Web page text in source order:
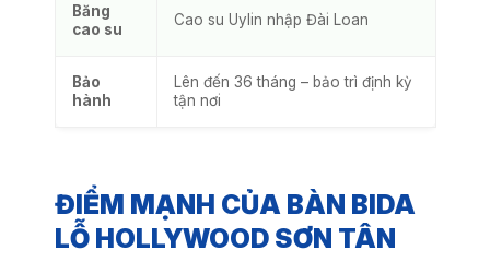
Băng
cao su
Cao su Uylin nhập Đài Loan
Bảo
hành
Lên đến 36 tháng – bảo trì định kỳ
tận nơi
ĐIỂM MẠNH CỦA BÀN BIDA
LỖ HOLLYWOOD SƠN TÂN